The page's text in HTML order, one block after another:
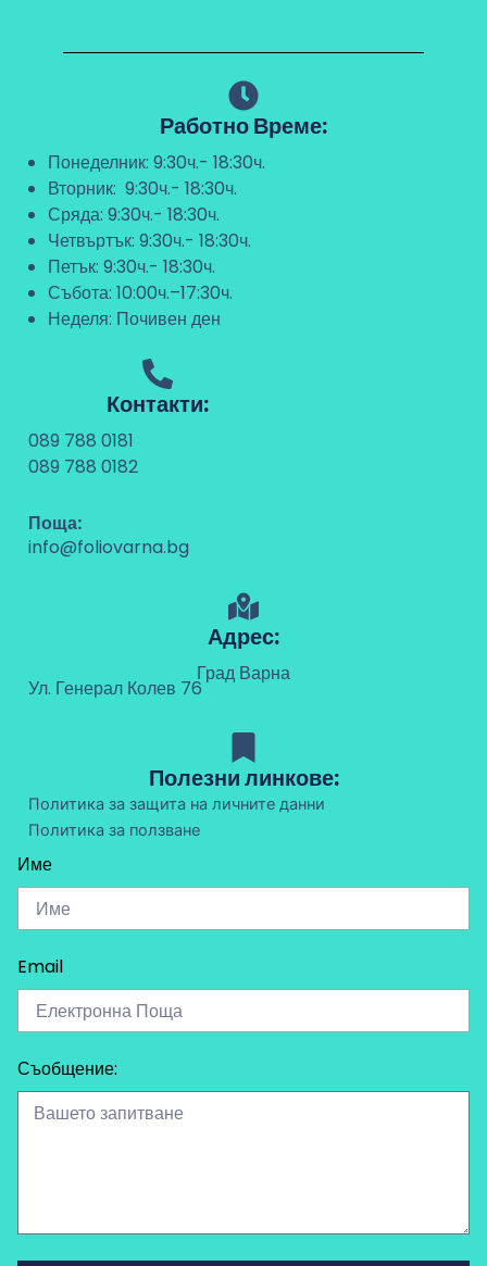
Работно Време:
Понеделник: 9:30ч.- 18:30ч.
Вторник: 9:30ч.- 18:30ч.
Сряда: 9:30ч.- 18:30ч.
Четвъртък: 9:30ч.- 18:30ч.
Петък: 9:30ч.- 18:30ч.
Събота: 10:00ч.–17:30ч.
Неделя: Почивен ден
Контакти:
089 788 0181
089 788 0182
Поща:
info@foliovarna.bg
Адрес:
Град Варна
Ул. Генерал Колев 76
Полезни линкове:
Политика за защита на личните данни
Политика за ползване
Име
Email
Съобщение: